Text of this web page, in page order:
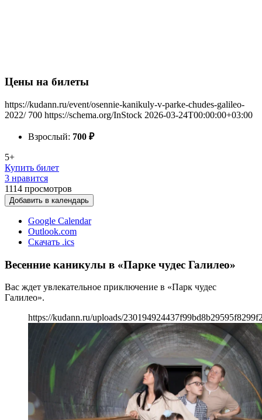
Цены на билеты
https://kudann.ru/event/osennie-kanikuly-v-parke-chudes-galileo-
2022/ 700 https://schema.org/InStock 2026-03-24T00:00:00+03:00
Взрослый: 700 ₽
5+
Купить билет
3 нравится
1114 просмотров
Добавить в календарь
Google Calendar
Outlook.com
Скачать .ics
Весенние каникулы в «Парке чудес Галилео»
Вас ждет увлекательное приключение в «Парк чудес
Галилео».
https://kudann.ru/uploads/